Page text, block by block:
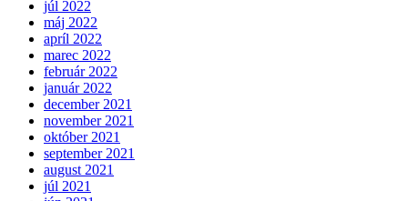
júl 2022
máj 2022
apríl 2022
marec 2022
február 2022
január 2022
december 2021
november 2021
október 2021
september 2021
august 2021
júl 2021